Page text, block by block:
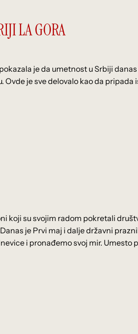
LA GORA
je da umetnost u Srbiji
je sve delovalo kao da pripada
koji su svojim radom pokretali
je Prvi maj i dalje državni
i pronađemo svoj mir. Umesto